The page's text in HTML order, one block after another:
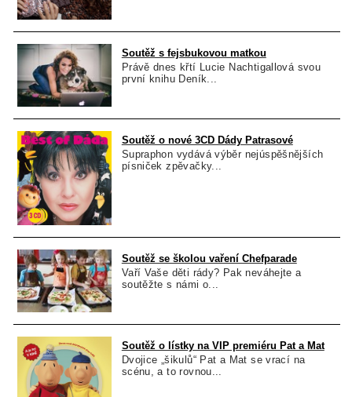
Soutěž s fejsbukovou matkou
Právě dnes křtí Lucie Nachtigallová svou
první knihu Deník...
Soutěž o nové 3CD Dády Patrasové
Supraphon vydává výběr nejúspěšnějších
písniček zpěvačky...
Soutěž se školou vaření Chefparade
Vaří Vaše děti rády? Pak neváhejte a
soutěžte s námi o...
Soutěž o lístky na VIP premiéru Pat a Mat
Dvojice „šikulů“ Pat a Mat se vrací na
scénu, a to rovnou...